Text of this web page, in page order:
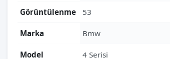
Görüntülenme 53
Marka Bmw
Model 4 Serisi